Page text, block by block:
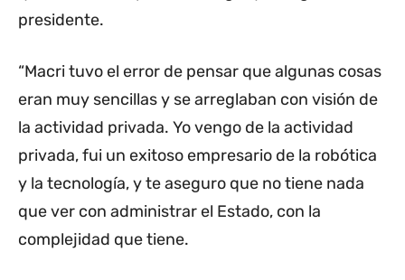
presidente.
“Macri tuvo el error de pensar que algunas cosas
eran muy sencillas y se arreglaban con visión de
la actividad privada. Yo vengo de la actividad
privada, fui un exitoso empresario de la robótica
y la tecnología, y te aseguro que no tiene nada
que ver con administrar el Estado, con la
complejidad que tiene.